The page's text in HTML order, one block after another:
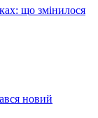
що змінилося
новий